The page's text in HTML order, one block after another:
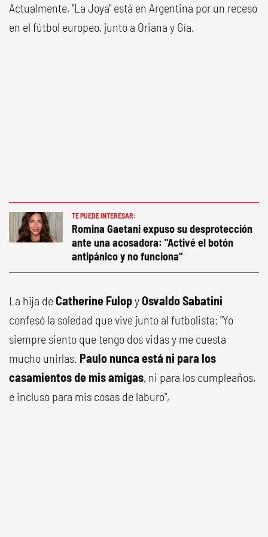
Actualmente, "La Joya" está en Argentina por un receso
en el fútbol europeo, junto a Oriana y Gía.
TE PUEDE INTERESAR:
Romina Gaetani expuso su desprotección
ante una acosadora: "Activé el botón
antipánico y no funciona"
La hija deCatherine FulopyOsvaldo Sabatini
confesó la soledad que vive junto al futbolista: "Yo
siempre siento que tengo dos vidas y me cuesta
mucho unirlas. Paulo nunca está ni para los
casamientos de mis amigas, ni para los cumpleaños,
e incluso para mis cosas de laburo",